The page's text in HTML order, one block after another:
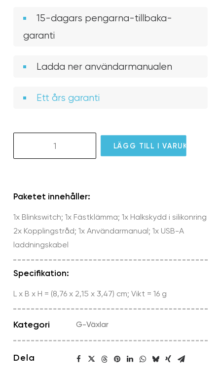
15-dagars pengarna-tillbaka-
garanti
Ladda ner användarmanualen
Ett års garanti
LÄGG TILL I VARUKORG
Paketet innehåller:
1x Blinkswitch; 1x Fästklämma; 1x Halkskydd i silikonring
2x Kopplingstråd; 1x Användarmanual; 1x USB-A
laddningskabel
Specifikation:
L x B x H = (8,76 x 2,15 x 3,47) cm; Vikt = 16 g
Kategori G-Växlar
Dela